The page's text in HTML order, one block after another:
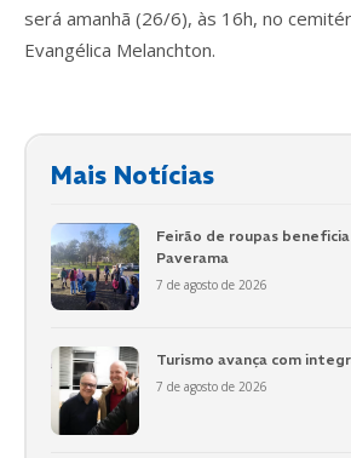
será amanhã (26/6), às 16h, no
Evangélica Melanchton.
Mais Notícias
Feirão de roupas
Paverama
7 de agosto de 2026
Turismo avança com
7 de agosto de 2026